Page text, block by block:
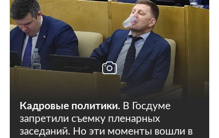
Кадровые политики. В Госдуме
запретили съемку пленарных
заседаний. Но эти моменты вошли в